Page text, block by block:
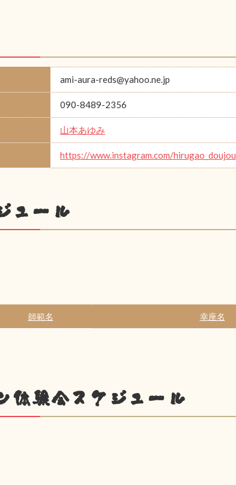
ami-aura-reds@yahoo.ne.jp
090-8489-2356
山本あゆみ
https://www.instagram.com/hirugao_doujou
ュール
師範名 幸座名
体験会スケジュール